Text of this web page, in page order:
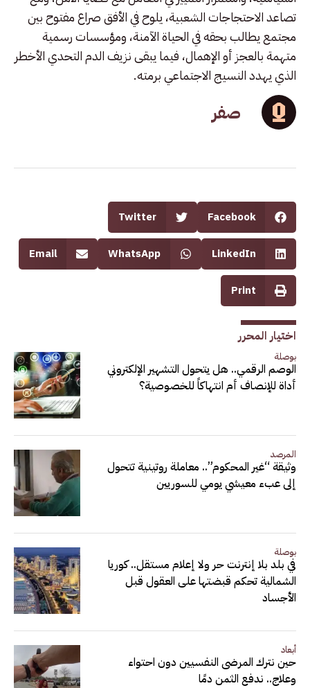
تصاعد الاحتجاجات الشعبية، يلوح في الأفق صراع مفتوح بين
مجتمع يطالب بحقه في الحياة الآمنة، ومؤسسات رسمية
متهمة بالعجز أو الإهمال، فيما يبقى نزيف الدم التحدي الأخطر
الذي يهدد النسيج الاجتماعي برمته.
صفر
Facebook
Twitter
LinkedIn
WhatsApp
Email
Print
اختيار المحرر
بوصلة
الوصم الرقمي.. هل يتحول التشهير الإلكتروني
أداة للإنصاف أم انتهاكاً للخصوصية؟
المرصد
وثيقة “غير المحكوم”.. معاملة روتينية تتحول
إلى عبء معيشي يومي للسوريين
بوصلة
في بلد بلا إنترنت حر ولا إعلام مستقل.. كوريا
الشمالية تحكم قبضتها على العقول قبل
الأجساد
أبعاد
حين نترك المرضى النفسيين دون احتواء
وعلاج.. ندفع الثمن دمًا